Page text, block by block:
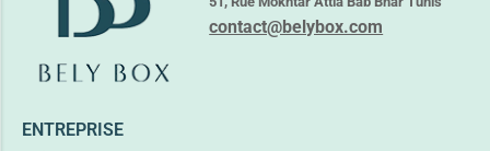
36,500TND
Lire la suite
contact@belybox.com
ENTREPRISE